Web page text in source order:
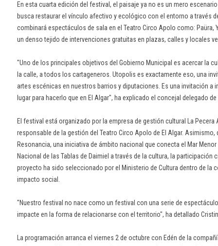
En esta cuarta edición del festival, el paisaje ya no es un mero
busca restaurar el vínculo afectivo y ecológico con el entorno a través
combinará espectáculos de sala en el Teatro Circo Apolo como: Paüra,
un denso tejido de intervenciones gratuitas en plazas, calles y locales
"Uno de los principales objetivos del Gobierno Municipal es acercar la
la calle, a todos los cartageneros. Utopolis es exactamente eso, una
artes escénicas en nuestros barrios y diputaciones. Es una invitación a
lugar para hacerlo que en El Algar", ha explicado el concejal delegado
El festival está organizado por la empresa de gestión cultural La
responsable de la gestión del Teatro Circo Apolo de El Algar.
Resonancia, una iniciativa de ámbito nacional que conecta el Mar
Nacional de las Tablas de Daimiel a través de la cultura, la
proyecto ha sido seleccionado por el Ministerio de Cultura dentro de
impacto social.
"Nuestro festival no nace como un festival con una serie de
impacte en la forma de relacionarse con el territorio", ha detallado
La programación arranca el viernes 2 de octubre con Edén de la